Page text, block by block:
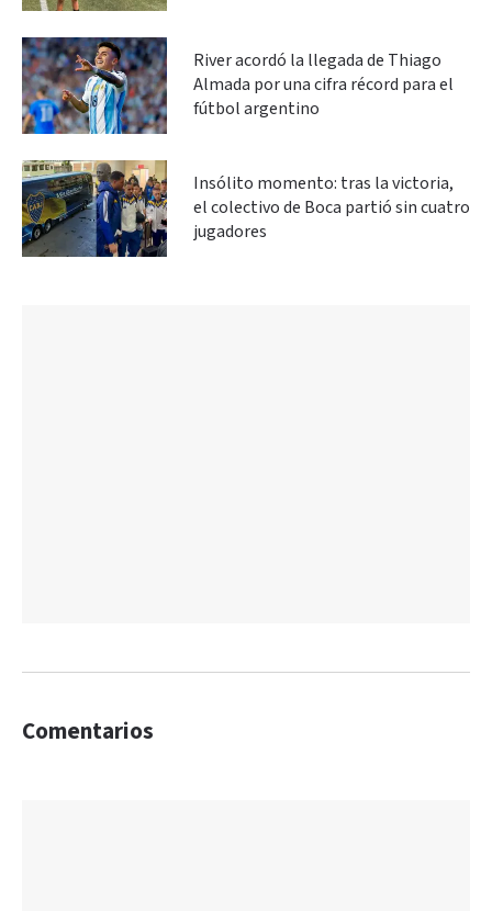
River acordó la llegada de Thiago
Almada por una cifra récord para el
fútbol argentino
Insólito momento: tras la victoria,
el colectivo de Boca partió sin cuatro
jugadores
Comentarios